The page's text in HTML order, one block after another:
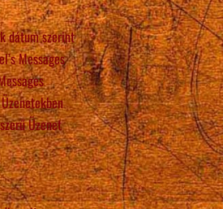
dátum szerint
Messages
Üzenet